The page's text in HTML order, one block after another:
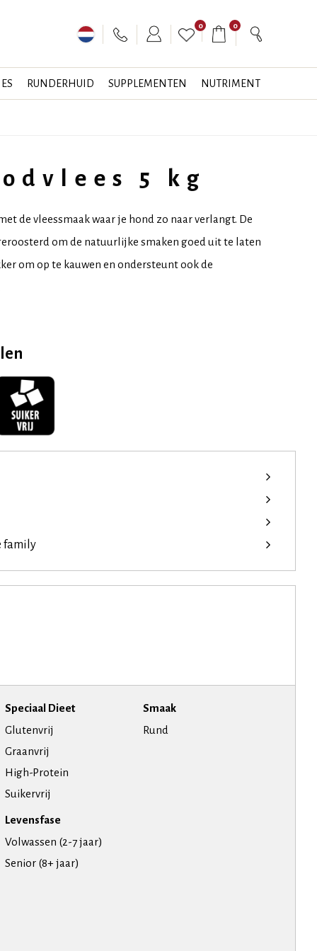
0 0
RUNDERHUID SUPPLEMENTEN NUTRIMENT
5 kg
de vleessmaak waar je hond zo naar verlangt. De
om de natuurlijke smaken goed uit te laten
om op te kauwen en ondersteunt ook de
family
Speciaal Dieet
Glutenvrij
Graanvrij
High-Protein
Suikervrij
Smaak
Rund
Levensfase
Volwassen (2-7 jaar)
Senior (8+ jaar)